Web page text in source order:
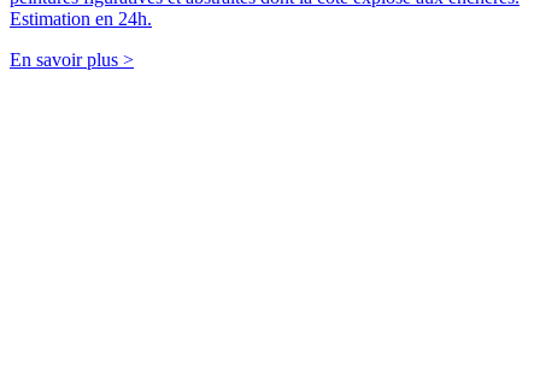
Estimation en 24h.
En savoir plus >